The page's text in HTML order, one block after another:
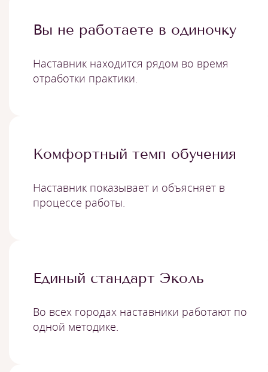
Вы не работаете в одиночку
Наставник находится рядом во время
отработки практики.
Комфортный темп обучения
Наставник показывает и объясняет в
процессе работы.
Единый стандарт Эколь
Во всех городах наставники работают по
одной методике.